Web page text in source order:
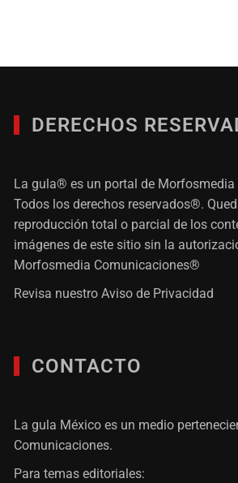
DERECHOS
La gula® es un portal de
Todos los derechos reservados®.
reproducción total o parcial de los
imágenes de este sitio sin la
Morfosmedia Comunicaciones®
Revisa nuestroAviso de Privacidad
CONTACTO
La gula México es un medio
Comunicaciones.
Para temas editoriales: